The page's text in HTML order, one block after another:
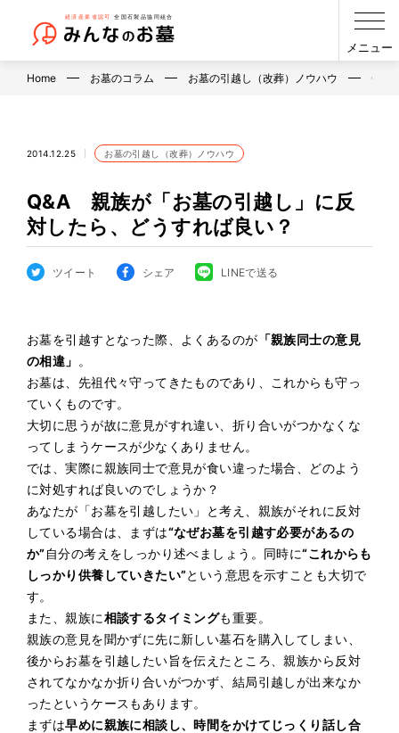
メニュー
Home お墓のコラム お墓の引越し（改葬）ノウハウ Q&A
2014.12.25 お墓の引越し（改葬）ノウハウ
Q&A 親族が「お墓の引越し」に反
対したら、どうすれば良い？
ツイート シェア LINEで送る
お墓を引越すとなった際、よくあるのが 「親族同士の意見
の相違」 。
お墓は、先祖代々守ってきたものであり、これからも守っ
ていくものです。
大切に思うが故に意見がすれ違い、折り合いがつかなくな
ってしまうケースが少なくありません。
では、実際に親族同士で意見が食い違った場合、どのよう
に対処すれば良いのでしょうか？
あなたが「お墓を引越したい」と考え、親族がそれに反対
している場合は、まずは“なぜお墓を引越す必要があるの
か”自分の考えをしっかり述べましょう。同時に“これからも
しっかり供養していきたい”という意思を示すことも大切で
す。
また、親族に相談するタイミングも重要。
親族の意見を聞かずに先に新しい墓石を購入してしまい、
後からお墓を引越したい旨を伝えたところ、親族から反対
されてなかなか折り合いがつかず、結局引越しが出来なか
ったというケースもあります。
まずは早めに親族に相談し、時間をかけてじっくり話し合